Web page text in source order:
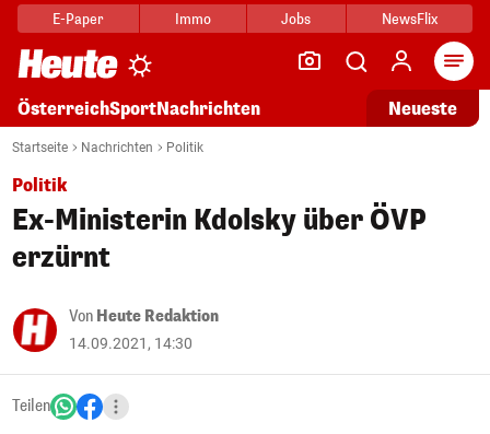
E-Paper Immo Jobs NewsFlix
ÖsterreichSportNachrichten Neueste
Startseite Nachrichten Politik
Politik
Ex-Ministerin Kdolsky über ÖVP
erzürnt
Von Heute Redaktion
14.09.2021, 14:30
Teilen